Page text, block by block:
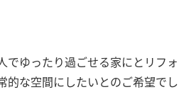
ゆったり過ごせる家にとリフ
的な空間にしたいとのご希望で